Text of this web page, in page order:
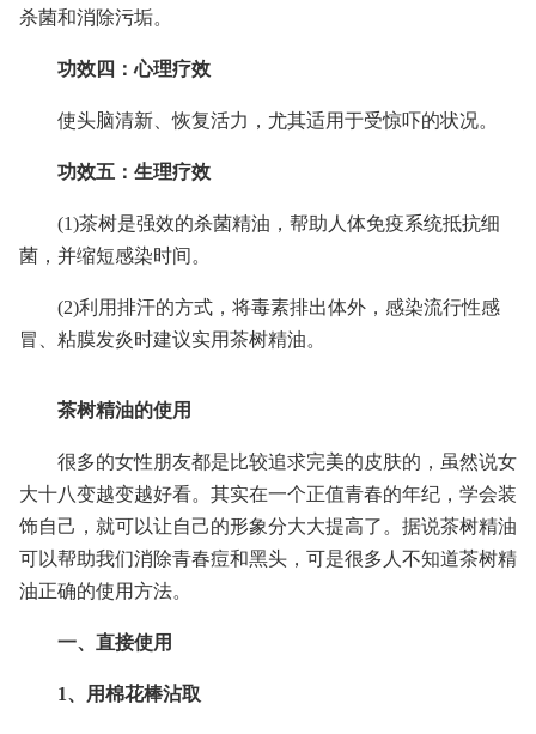
杀菌和消除污垢。
功效四：心理疗效
使头脑清新、恢复活力，尤其适用于受惊吓的状况。
功效五：生理疗效
(1)茶树是强效的杀菌精油，帮助人体免疫系统抵抗细
菌，并缩短感染时间。
(2)利用排汗的方式，将毒素排出体外，感染流行性感
冒、粘膜发炎时建议实用茶树精油。
茶树精油的使用
很多的女性朋友都是比较追求完美的皮肤的，虽然说女
大十八变越变越好看。其实在一个正值青春的年纪，学会装
饰自己，就可以让自己的形象分大大提高了。据说茶树精油
可以帮助我们消除青春痘和黑头，可是很多人不知道茶树精
油正确的使用方法。
一、直接使用
1、用棉花棒沾取